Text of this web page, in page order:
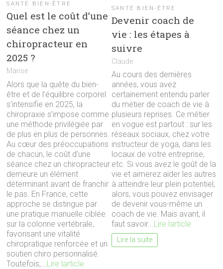
SANTÉ BIEN-ÊTRE
Quel est le coût d’une
séance chez un
chiropracteur en
2025 ?
Marise
Alors que la quête du bien-
être et de l’équilibre corporel
s’intensifie en 2025, la
chiropraxie s’impose comme
une méthode privilégiée par
de plus en plus de personnes.
Au cœur des préoccupations
de chacun, le coût d’une
séance chez un chiropracteur
demeure un élément
déterminant avant de franchir
le pas. En France, cette
approche se distingue par
une pratique manuelle ciblée
sur la colonne vertébrale,
favorisant une vitalité
chiropratique renforcée et un
soutien chiro personnalisé.
Toutefois,... Lire larticle
SANTÉ BIEN-ÊTRE
Devenir coach de
vie : les étapes à
suivre
Claude
Au cours des dernières
années, vous avez
certainement entendu parler
du métier de coach de vie à
plusieurs reprises. Ce métier
en vogue est partout : sur les
réseaux sociaux, chez votre
instructeur de yoga, dans les
locaux de votre entreprise,
etc. Si vous avez le goût de la
vie et aimerez aider les autres
à atteindre leur plein potentiel,
alors, vous pouvez envisager
de devenir vous-même un
coach de vie. Mais avant, il
faut savoir...Lire larticle
Lire la suite